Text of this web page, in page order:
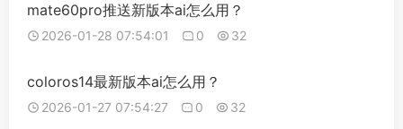
mate60pro推送新版本ai怎么用？
2026-01-28 07:54:01 0 32
coloros14最新版本ai怎么用？
2026-01-27 07:54:27 0 32